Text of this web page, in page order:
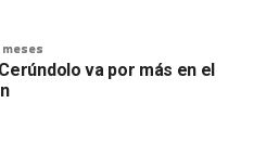
meses
va por más en el